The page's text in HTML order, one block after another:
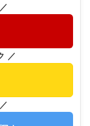
／